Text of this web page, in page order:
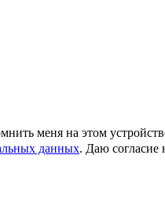
меня на этом
данных. Даю согласие